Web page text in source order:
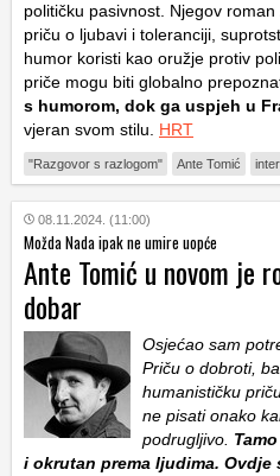
političku pasivnost. Njegov roman
priču o ljubavi i toleranciji,
humor koristi kao oružje protiv
priče mogu biti globalno
s humorom, dok ga uspjeh u
vjeran svom stilu. HRT
"Razgovor s razlogom" Ante Tomić
08.11.2024. (11:00)
Možda Nada ipak ne umire uopće
Ante Tomić u novom je
dobar
Osjećao sam
Priču o dobroti,
humanističku
ne pisati onako
podrugljivo.
i okrutan prema ljudima. Ovdje